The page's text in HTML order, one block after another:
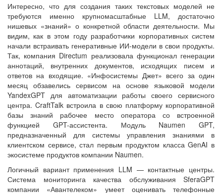
Интересно, что для создания таких текстовых моделей не
требуются именно крупномасштабные LLM, достаточно
нишевых «знаний» о конкретной области деятельности. Мы
видим, как в этом году разработчики корпоративных систем
начали встраивать генеративные ИИ-модели в свои продукты.
Так, компания Directum реализовала функционал генерации
аннотаций, внутренних документов, исходящих писем и
ответов на входящие. «Инфосистемы Джет» всего за один
месяц обзавелись сервисом на основе языковой модели
YandexGPT для автоматизации работы своего сервисного
центра. CraftTalk встроила в свою платформу корпоративной
базы знаний рабочее место оператора со встроенной
функцией GPT-ассистента. Модуль Naumen GPT,
предназначенный для системы управления знаниями в
клиентском сервисе, стал первым продуктом класса GenAI в
экосистеме продуктов компании Naumen.
Логичный вариант применения LLM — контактные центры.
Система мониторинга качества обслуживания SferaGPT
компании «Авантелеком» умеет оценивать телефонные